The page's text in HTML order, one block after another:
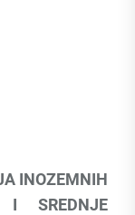
INOZEMNIH
I SREDNJE